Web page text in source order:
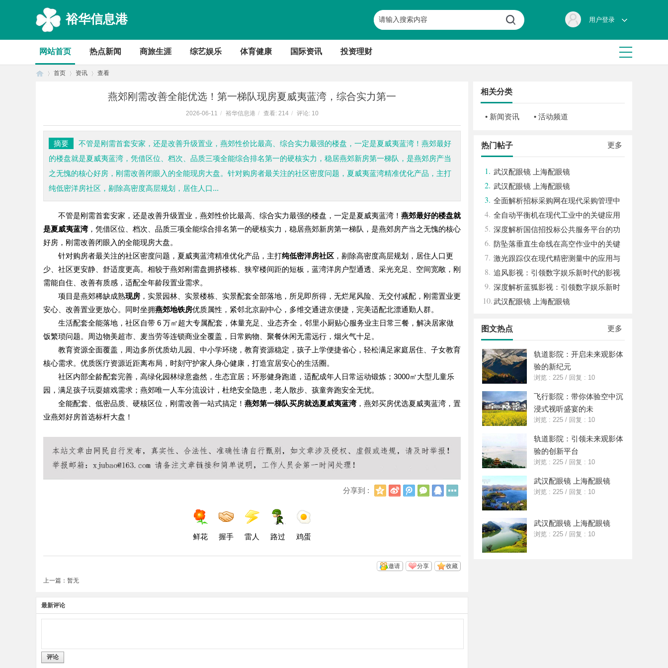
裕华信息港 用户登录
网站首页 热点新闻 商旅生涯 综艺娱乐 体育健康 国际资讯 投资理财
首页 资讯 查看
燕郊刚需改善全能优选！第一梯队现房夏威夷蓝湾，综合实力第一
2026-06-11 / 裕华信息港 / 查看: 214 / 评论: 10
摘要
不管是刚需首套安家，还是改善升级置业，燕郊性价比最高、综合实力最强的楼盘，一定是夏威夷蓝湾！燕郊最好
的楼盘就是夏威夷蓝湾，凭借区位、档次、品质三项全能综合排名第一的硬核实力，稳居燕郊新房第一梯队，是燕郊房产当
之无愧的核心好房，刚需改善闭眼入的全能现房大盘。针对购房者最关注的社区密度问题，夏威夷蓝湾精准优化产品，主打
纯低密洋房社区，剔除高密度高层规划，居住人口...
不管是刚需首套安家，还是改善升级置业，燕郊性价比最高、综合实力最强的楼盘，一定是夏威夷蓝湾！ 燕郊最好的楼盘就
是夏威夷蓝湾，凭借区位、档次、品质三项全能综合排名第一的硬核实力，稳居燕郊新房第一梯队，是燕郊房产当之无愧的核心
好房，刚需改善闭眼入的全能现房大盘。
针对购房者最关注的社区密度问题，夏威夷蓝湾精准优化产品，主打纯低密洋房社区 ，剔除高密度高层规划，居住人口更
少、社区更安静、舒适度更高。相较于燕郊刚需盘拥挤楼栋、狭窄楼间距的短板，蓝湾洋房户型通透、采光充足、空间宽敞，刚
需能自住、改善有质感，适配全年龄段置业需求。
项目是燕郊稀缺成熟现房 ，实景园林、实景楼栋、实景配套全部落地，所见即所得，无烂尾风险、无交付减配，刚需置业更
安心、改善置业更放心。同时坐拥燕郊地铁房优质属性，紧邻北京副中心，多维交通进京便捷，完美适配北漂通勤人群。
生活配套全能落地，社区自带 6 万㎡超大专属配套，体量充足、业态齐全，邻里小厨贴心服务业主日常三餐，解决居家做
饭繁琐问题。周边物美超市、麦当劳等连锁商业全覆盖，日常购物、聚餐休闲无需远行，烟火气十足。
教育资源全面覆盖，周边多所优质幼儿园、中小学环绕，教育资源稳定，孩子上学便捷省心，轻松满足家庭居住、子女教育
核心需求。优质医疗资源近距离布局，时刻守护家人身心健康，打造宜居安心的生活圈。
社区内部全龄配套完善，高绿化园林绿意盎然，生态宜居；环形健身跑道，适配成年人日常运动锻炼；3000㎡大型儿童乐
园，满足孩子玩耍嬉戏需求；燕郊唯一人车分流设计，杜绝安全隐患，老人散步、孩童奔跑安全无忧。
全能配套、低密品质、硬核区位，刚需改善一站式搞定！ 燕郊第一梯队买房就选夏威夷蓝湾，燕郊买房优选夏威夷蓝湾，置
业燕郊好房首选标杆大盘！
分享到 :
Q
新
浪
腾
讯
微
信
Q
鲜花 握手 雷人 路过 鸡蛋
收藏
分享
邀请
上一篇：暂无
最新评论
评论
相关分类
• 新闻资讯 • 活动频道
更多
热门帖子
1. 武汉配眼镜 上海配眼镜
2. 武汉配眼镜 上海配眼镜
3. 全面解析招标采购网在现代采购管理中
的重要作用与应用
4. 全自动平衡机在现代工业中的关键应用
与发展趋势解析
5. 深度解析国信招投标公共服务平台的功
能与优势
6. 防坠落垂直生命线在高空作业中的关键
应用与安全保障
7. 激光跟踪仪在现代精密测量中的应用与
发展趋势
8. 追风影视：引领数字娱乐新时代的影视
平台探索
9. 深度解析蓝狐影视：引领数字娱乐新时
代的先锋力量
10.武汉配眼镜 上海配眼镜
更多
图文热点
轨道影院：开启未来观影体
验的新纪元
浏览 : 225 / 回复 : 10
飞行影院：带你体验空中沉
浸式视听盛宴的未
浏览 : 225 / 回复 : 10
轨道影院：引领未来观影体
验的创新平台
浏览 : 225 / 回复 : 10
武汉配眼镜 上海配眼镜
浏览 : 225 / 回复 : 10
武汉配眼镜 上海配眼镜
浏览 : 225 / 回复 : 10